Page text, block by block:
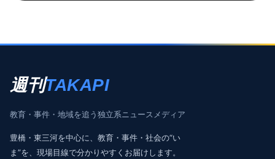
週刊TAKAPI
教育・事件・地域を追う独立系ニュースメディア
豊橋・東三河を中心に、教育・事件・社会の“い
ま”を、現場目線で分かりやすくお届けします。